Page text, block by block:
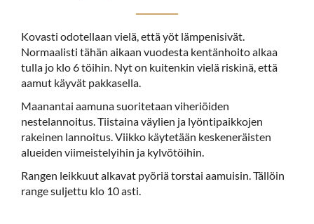
Kovasti odotellaan vielä, että yöt lämpenisivät.
Normaalisti tähän aikaan vuodesta kentänhoito alkaa
tulla jo klo 6 töihin. Nyt on kuitenkin vielä riskinä, että
aamut käyvät pakkasella.
Maanantai aamuna suoritetaan viheriöiden
nestelannoitus. Tiistaina väylien ja lyöntipaikkojen
rakeinen lannoitus. Viikko käytetään keskeneräisten
alueiden viimeistelyihin ja kylvötöihin.
Rangen leikkuut alkavat pyöriä torstai aamuisin. Tällöin
range suljettu klo 10 asti.